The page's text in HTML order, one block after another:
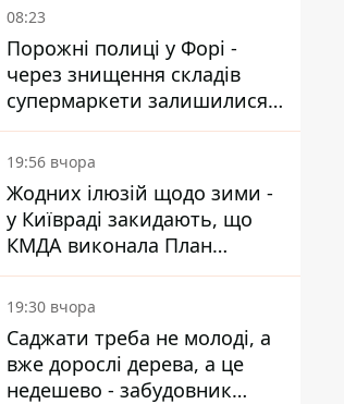
08:23
Порожні полиці у Форі -
через знищення складів
супермаркети залишилися
без асортименту
19:56 вчора
Жодних ілюзій щодо зими -
у Київраді закидають, що
КМДА виконала План
стійкості на 20%
19:30 вчора
Саджати треба не молоді, а
вже дорослі дерева, а це
недешево - забудовник